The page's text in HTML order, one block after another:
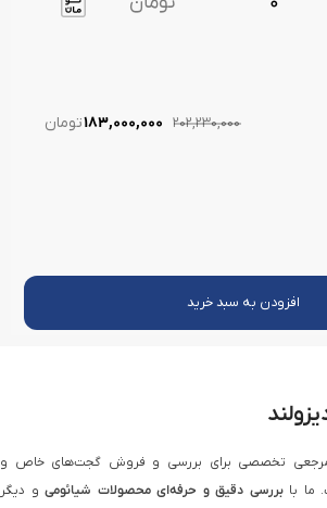
202,230,000
183,000,000تومان
افزودن به سبد خرید
تخصصی برای بررسی و فروش گجت‌های خاص و
ما بابررسی دقیق و حرفه‌ای محصولات شیائومی و دیگر